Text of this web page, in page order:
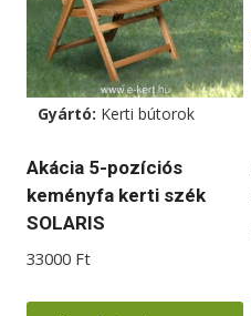
Gyártó: Kerti bútorok
Akácia 5-pozíciós
keményfa kerti szék
SOLARIS
33000 Ft